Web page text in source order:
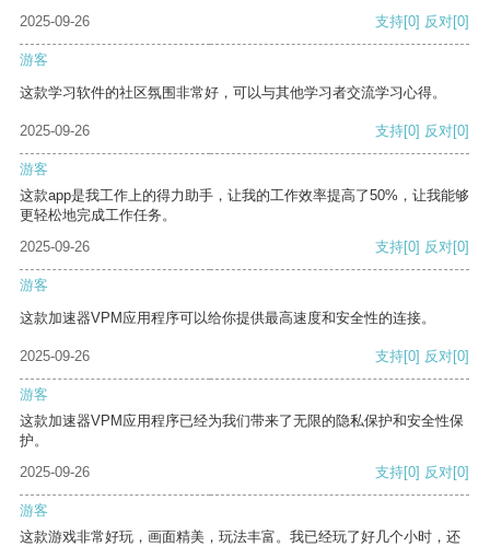
2025-09-26 支持[0] 反对[0]
游客
这款学习软件的社区氛围非常好，可以与其他学习者交流学习心得。
2025-09-26 支持[0] 反对[0]
游客
这款app是我工作上的得力助手，让我的工作效率提高了50%，让我能够
更轻松地完成工作任务。
2025-09-26
支持[0] 反对[0]
游客
这款加速器VPM应用程序可以给你提供最高速度和安全性的连接。
2025-09-26 支持[0] 反对[0]
游客
这款加速器VPM应用程序已经为我们带来了无限的隐私保护和安全性保
护。
2025-09-26
支持[0] 反对[0]
游客
这款游戏非常好玩，画面精美，玩法丰富。我已经玩了好几个小时，还